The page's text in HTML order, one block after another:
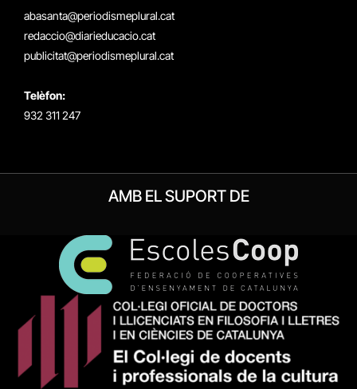
abasanta@periodismeplural.cat
redaccio@diarieducacio.cat
publicitat@periodismeplural.cat
Telèfon:
932 311 247
AMB EL SUPORT DE